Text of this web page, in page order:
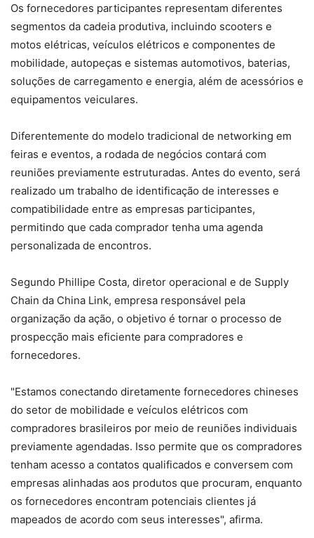
Os fornecedores participantes representam diferentes
segmentos da cadeia produtiva, incluindo scooters e
motos elétricas, veículos elétricos e componentes de
mobilidade, autopeças e sistemas automotivos, baterias,
soluções de carregamento e energia, além de acessórios e
equipamentos veiculares.
Diferentemente do modelo tradicional de networking em
feiras e eventos, a rodada de negócios contará com
reuniões previamente estruturadas. Antes do evento, será
realizado um trabalho de identificação de interesses e
compatibilidade entre as empresas participantes,
permitindo que cada comprador tenha uma agenda
personalizada de encontros.
Segundo Phillipe Costa, diretor operacional e de Supply
Chain da China Link, empresa responsável pela
organização da ação, o objetivo é tornar o processo de
prospecção mais eficiente para compradores e
fornecedores.
"Estamos conectando diretamente fornecedores chineses
do setor de mobilidade e veículos elétricos com
compradores brasileiros por meio de reuniões individuais
previamente agendadas. Isso permite que os compradores
tenham acesso a contatos qualificados e conversem com
empresas alinhadas aos produtos que procuram, enquanto
os fornecedores encontram potenciais clientes já
mapeados de acordo com seus interesses", afirma.